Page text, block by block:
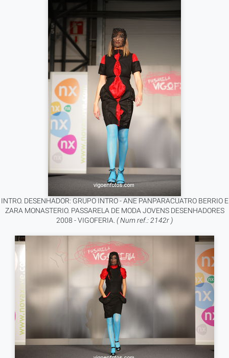
INTRO. DESENHADOR: GRUPO INTRO - ANE PANPARACUATRO BERRIO E
ZARA MONASTERIO. PASSARELA DE MODA JOVENS DESENHADORES
2008 - VIGOFERIA. ( Num ref.: 2142r )